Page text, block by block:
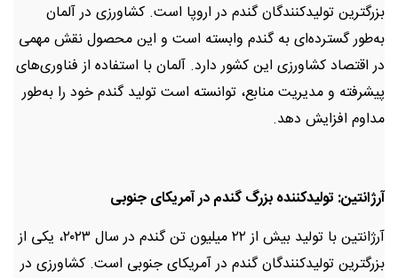
بزرگترین تولیدکنندگان گندم در اروپا است. کشاورزی در آلمان
به‌طور گسترده‌ای به گندم وابسته است و این محصول نقش مهمی
در اقتصاد کشاورزی این کشور دارد. آلمان با استفاده از فناوری‌های
پیشرفته و مدیریت منابع، توانسته است تولید گندم خود را به‌طور
مداوم افزایش دهد.
آرژانتین: تولیدکننده بزرگ گندم در آمریکای جنوبی
آرژانتین با تولید بیش از ۲۲ میلیون تن گندم در سال ۲۰۲۳، یکی از
بزرگترین تولیدکنندگان گندم در آمریکای جنوبی است. کشاورزی در